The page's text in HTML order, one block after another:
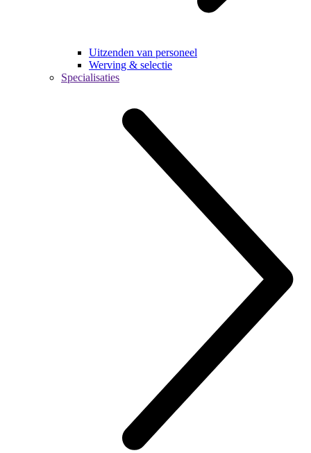
Uitzenden van personeel
Werving & selectie
Specialisaties